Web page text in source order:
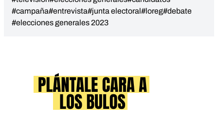
#campaña#entrevista#junta electoral#loreg#debate
#elecciones generales 2023